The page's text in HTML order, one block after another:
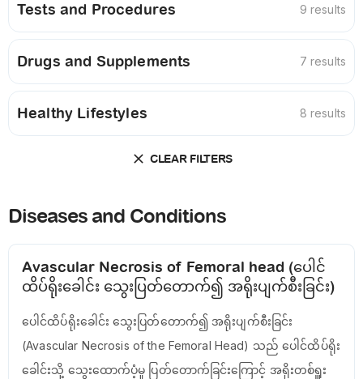
Tests and Procedures 9 results
Drugs and Supplements 7 results
Healthy Lifestyles 8 results
CLEAR FILTERS
Diseases and Conditions
Avascular Necrosis of Femoral head (ပေါင်
ထိပ်ရိုးခေါင်း သွေးပြတ်တောက်၍ အရိုးပျက်စီးခြင်း)
ပေါင်ထိပ်ရိုးခေါင်း သွေးပြတ်တောက်၍ အရိုးပျက်စီးခြင်း
(Avascular Necrosis of the Femoral Head) သည် ပေါင်ထိပ်ရိုး
ခေါင်းသို့ သွေးထောက်ပံ့မှု ပြတ်တောက်ခြင်းကြောင့် အရိုးတစ်ရှူး